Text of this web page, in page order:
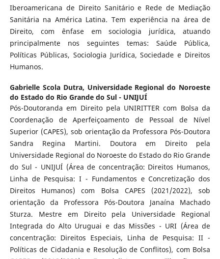
Iberoamericana de Direito Sanitário e Rede de Mediação
Sanitária na América Latina. Tem experiência na área de
Direito, com ênfase em sociologia jurídica, atuando
principalmente nos seguintes temas: Saúde Pública,
Políticas Públicas, Sociologia Jurídica, Sociedade e Direitos
Humanos.
Gabrielle Scola Dutra, Universidade Regional do Noroeste
do Estado do Rio Grande do Sul - UNIJUÍ
Pós-Doutoranda em Direito pela UNIRITTER com Bolsa da
Coordenação de Aperfeiçoamento de Pessoal de Nível
Superior (CAPES), sob orientação da Professora Pós-Doutora
Sandra Regina Martini. Doutora em Direito pela
Universidade Regional do Noroeste do Estado do Rio Grande
do Sul - UNIJUÍ (Área de concentração: Direitos Humanos,
Linha de Pesquisa: I - Fundamentos e Concretização dos
Direitos Humanos) com Bolsa CAPES (2021/2022), sob
orientação da Professora Pós-Doutora Janaína Machado
Sturza. Mestre em Direito pela Universidade Regional
Integrada do Alto Uruguai e das Missões - URI (Área de
concentração: Direitos Especiais, Linha de Pesquisa: II -
Políticas de Cidadania e Resolução de Conflitos), com Bolsa